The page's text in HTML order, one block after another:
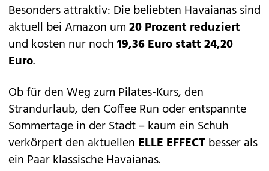
Besonders attraktiv: Die beliebten Havaianas sind
aktuell bei Amazon um20 Prozent reduziert
und kosten nur noch19,36 Euro statt 24,20
Euro.
Ob für den Weg zum Pilates-Kurs, den
Strandurlaub, den Coffee Run oder entspannte
Sommertage in der Stadt – kaum ein Schuh
verkörpert den aktuellen ELLE EFFECTbesser als
ein Paar klassische Havaianas.